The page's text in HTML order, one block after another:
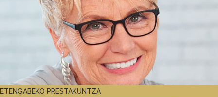
ETENGABEKO PRESTAKUNTZA